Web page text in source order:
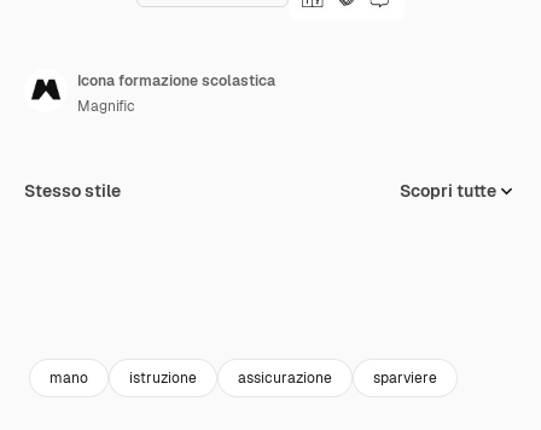
Icona formazione scolastica
Magnific
Stesso stile Scopri tutte
mano istruzione assicurazione sparviere